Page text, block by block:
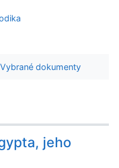
Vybrané dokumenty
jeho